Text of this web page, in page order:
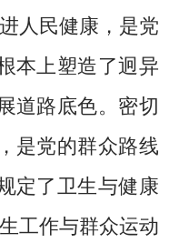
人民健康，是党
本上塑造了迥异
道路底色。密切
是党的群众路线
定了卫生与健康
工作与群众运动